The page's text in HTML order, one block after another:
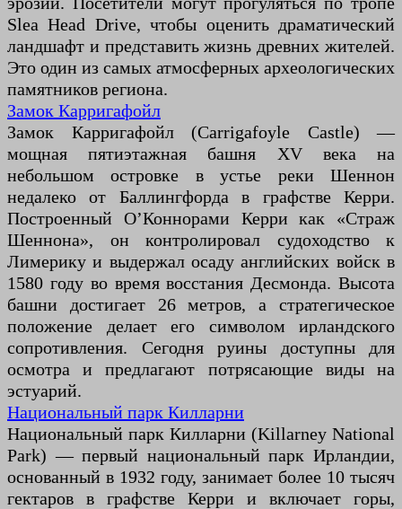
Slea Head Drive, чтобы оценить драматический
ландшафт и представить жизнь древних жителей.
Это один из самых атмосферных археологических
памятников региона.
Замок Карригафойл
Замок Карригафойл (Carrigafoyle Castle) —
мощная пятиэтажная башня XV века на
небольшом островке в устье реки Шеннон
недалеко от Баллингфорда в графстве Керри.
Построенный О’Коннорами Керри как «Страж
Шеннона», он контролировал судоходство к
Лимерику и выдержал осаду английских войск в
1580 году во время восстания Десмонда. Высота
башни достигает 26 метров, а стратегическое
положение делает его символом ирландского
сопротивления. Сегодня руины доступны для
осмотра и предлагают потрясающие виды на
эстуарий.
Национальный парк Килларни
Национальный парк Килларни (Killarney National
Park) — первый национальный парк Ирландии,
основанный в 1932 году, занимает более 10 тысяч
гектаров в графстве Керри и включает горы,